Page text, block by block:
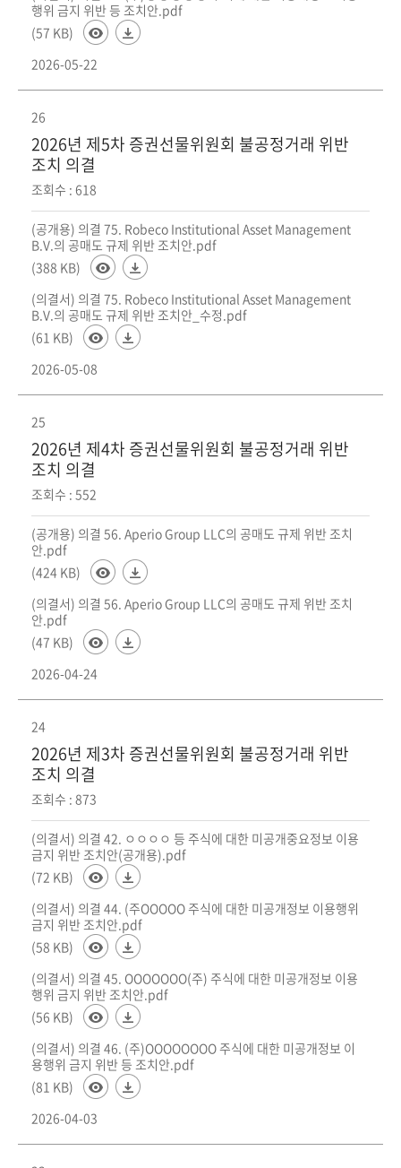
행위 금지 위반 등 조치안.pdf
(57 KB)
2026-05-22
26
2026년 제5차 증권선물위원회 불공정거래 위반
조치 의결
조회수 : 618
(공개용) 의결 75. Robeco Institutional Asset Management
B.V.의 공매도 규제 위반 조치안.pdf
(388 KB)
(의결서) 의결 75. Robeco Institutional Asset Management
B.V.의 공매도 규제 위반 조치안_수정.pdf
(61 KB)
2026-05-08
25
2026년 제4차 증권선물위원회 불공정거래 위반
조치 의결
조회수 : 552
(공개용) 의결 56. Aperio Group LLC의 공매도 규제 위반 조치
안.pdf
(424 KB)
(의결서) 의결 56. Aperio Group LLC의 공매도 규제 위반 조치
안.pdf
(47 KB)
2026-04-24
24
2026년 제3차 증권선물위원회 불공정거래 위반
조치 의결
조회수 : 873
(의결서) 의결 42. ㅇㅇㅇㅇ 등 주식에 대한 미공개중요정보 이용
금지 위반 조치안(공개용).pdf
(72 KB)
(의결서) 의결 44. (주OOOOO 주식에 대한 미공개정보 이용행위
금지 위반 조치안.pdf
(58 KB)
(의결서) 의결 45. OOOOOOO(주) 주식에 대한 미공개정보 이용
행위 금지 위반 조치안.pdf
(56 KB)
(의결서) 의결 46. (주)OOOOOOOO 주식에 대한 미공개정보 이
용행위 금지 위반 등 조치안.pdf
(81 KB)
2026-04-03